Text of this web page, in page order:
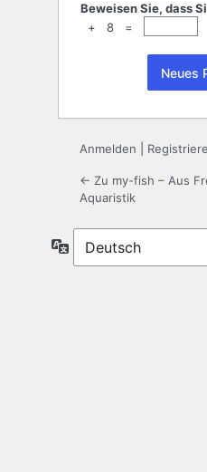
Beweisen Sie, dass
+ 8 =
Anmelden
← Zu my-fish – Aus
Aquaristik
Sprache